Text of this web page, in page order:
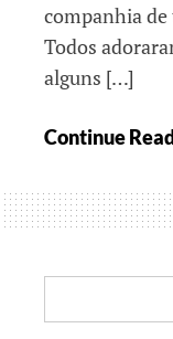
companhia
Todos
alguns […]
Continue